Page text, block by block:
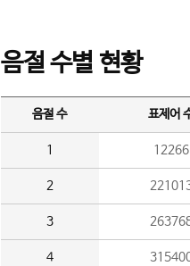
음절 수별 현황
음절 수 표제어
1 12266
2
3
4